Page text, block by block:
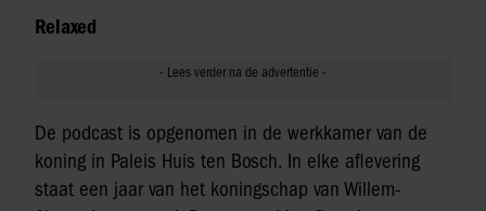
Relaxed
De podcast is opgenomen in de werkkamer van de
koning in Paleis Huis ten Bosch. In elke aflevering
staat een jaar van het koningschap van Willem-